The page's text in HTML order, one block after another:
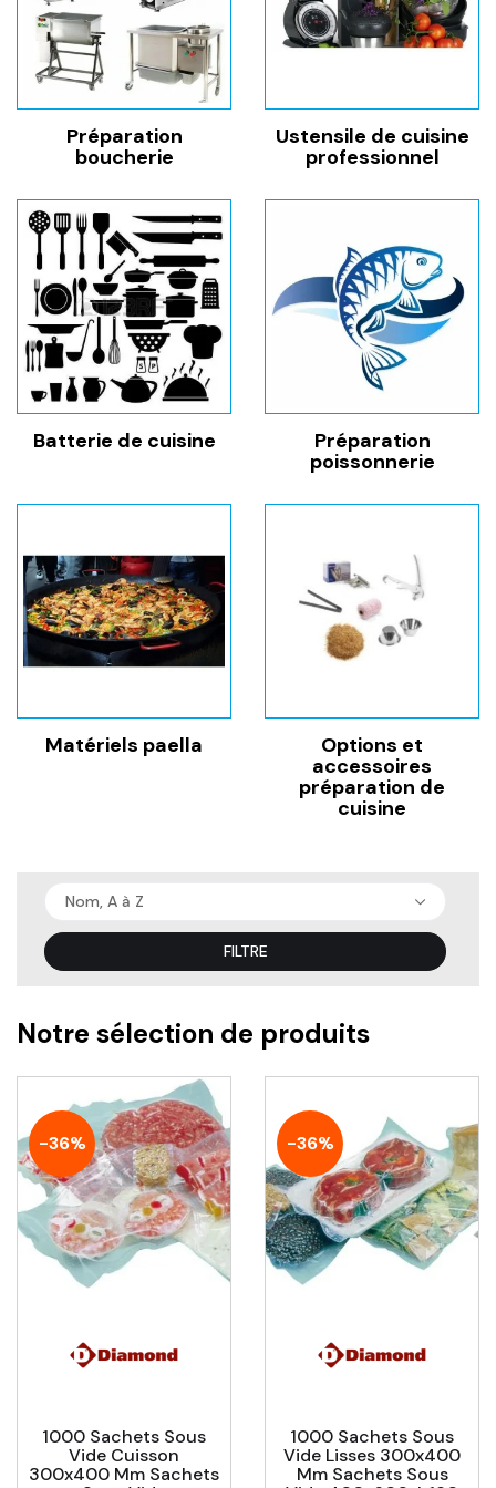
Viandes
Les indispensables de la cuisine
Ustensiles
Poissonnerie
Préparation
boucherie
Ustensile de cuisine
professionnel
Batterie de cuisine Préparation
poissonnerie
Matériels paella Options et
accessoires
préparation de
cuisine
Nom, A à Z
FILTRE
Notre sélection de produits
-36%
1000 Sachets Sous
Vide Cuisson
300x400 Mm Sachets
-36%
1000 Sachets Sous
Vide Lisses 300x400
Mm Sachets Sous